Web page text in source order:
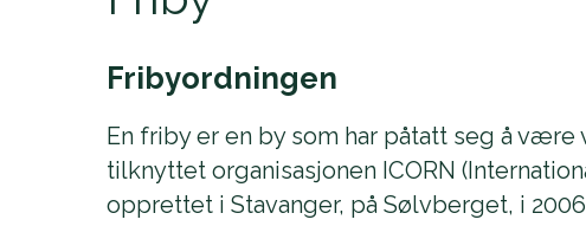
Fribyordningen
En friby er en by som har påtatt seg å
tilknyttet organisasjonen ICORN
opprettet i Stavanger, på Sølvberget, i